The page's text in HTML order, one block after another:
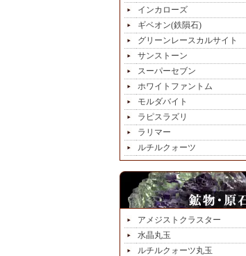
インカローズ
ギベオン(鉄隕石)
グリーンレースカルサイト
サンストーン
スーパーセブン
ホワイトファントム
モルダバイト
ラピスラズリ
ラリマー
ルチルクォーツ
アメジストクラスター
水晶丸玉
ルチルクォーツ丸玉